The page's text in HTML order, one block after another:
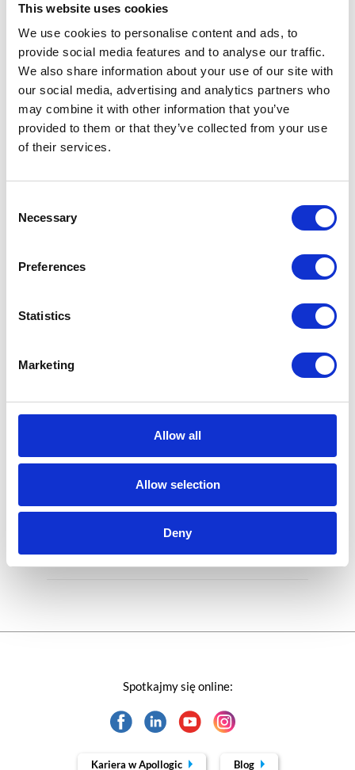
This website uses cookies
We use cookies to personalise content and ads, to
provide social media features and to analyse our traffic.
We also share information about your use of our site with
our social media, advertising and analytics partners who
may combine it with other information that you’ve
provided to them or that they’ve collected from your use
of their services.
Selection
Necessary
Preferences
Statistics
Marketing
Allow all
Allow selection
Deny
KATEGORIE
Low-code&no-code
Porady karierowe
Rozwiązania Microsoft
Spotkajmy się online:
Kariera w Apollogic Blog